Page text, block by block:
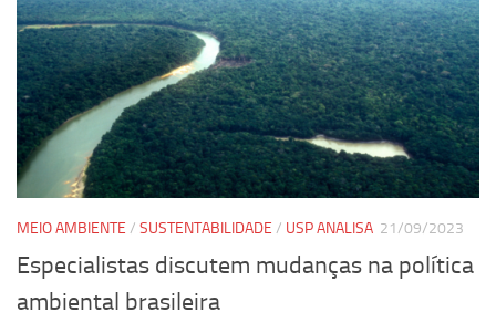
MEIO AMBIENTE / SUSTENTABILIDADE / USP ANALISA 21/09/2023
Especialistas discutem mudanças na política
ambiental brasileira